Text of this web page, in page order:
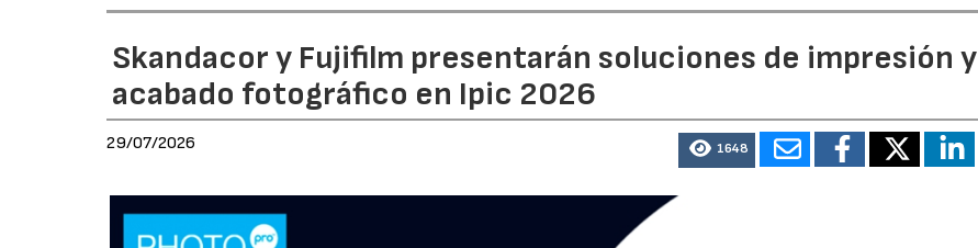
Skandacor y Fujifilm presentarán soluciones de impresión y
acabado fotográfico en Ipic 2026
29/07/2026 1648